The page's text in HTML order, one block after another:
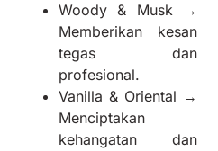
Woody & Musk →
Memberikan kesan
tegas dan
profesional.
Vanilla & Oriental →
Menciptakan
kehangatan dan